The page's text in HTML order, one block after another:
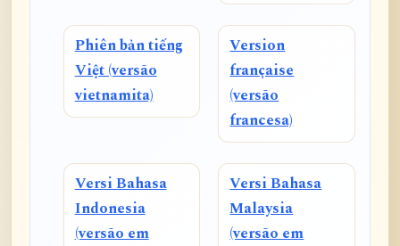
Phiên bản tiếng
Việt (versão
vietnamita)
Version
française
(versão
francesa)
Versi Bahasa
Indonesia
(versão em
Versi Bahasa
Malaysia
(versão em